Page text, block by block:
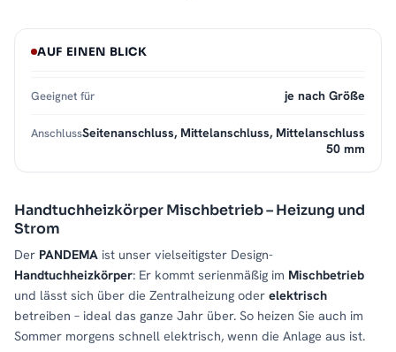
Handtuchheizkörper Mischbetrieb – Heizung und
Strom
Der PANDEMA ist unser vielseitigster Design-
Handtuchheizkörper: Er kommt serienmäßig im Mischbetrieb
und lässt sich über die Zentralheizung oder elektrisch
betreiben – ideal das ganze Jahr über. So heizen Sie auch im
Sommer morgens schnell elektrisch, wenn die Anlage aus ist.
AUF EINEN BLICK
Geeignet für je nach Größe
AnschlussSeitenanschluss, Mittelanschluss, Mittelanschluss
50 mm